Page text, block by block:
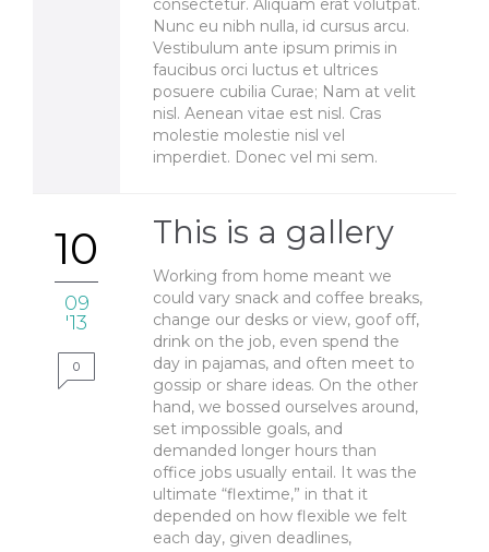
consectetur. Aliquam erat volutpat.
Nunc eu nibh nulla, id cursus arcu.
Vestibulum ante ipsum primis in
faucibus orci luctus et ultrices
posuere cubilia Curae; Nam at velit
nisl. Aenean vitae est nisl. Cras
molestie molestie nisl vel
imperdiet. Donec vel mi sem.
10
09
'13
0
This is a gallery
Working from home meant we
could vary snack and coffee breaks,
change our desks or view, goof off,
drink on the job, even spend the
day in pajamas, and often meet to
gossip or share ideas. On the other
hand, we bossed ourselves around,
set impossible goals, and
demanded longer hours than
office jobs usually entail. It was the
ultimate “flextime,” in that it
depended on how flexible we felt
each day, given deadlines,